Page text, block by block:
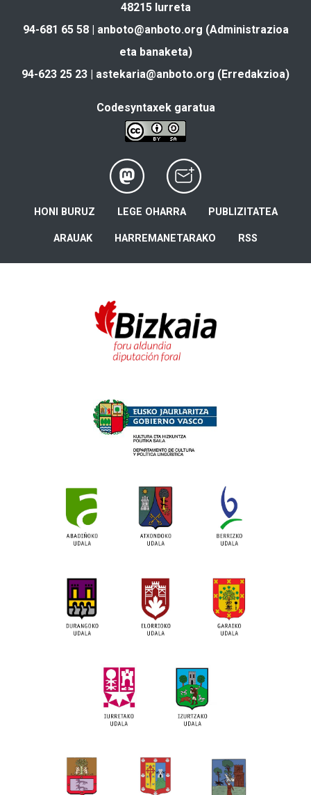
48215 Iurreta
94-681 65 58 | anboto@anboto.org (Administrazioa
eta banaketa)
94-623 25 23 | astekaria@anboto.org (Erredakzioa)
Codesyntaxek garatua
HONI BURUZ LEGE OHARRA PUBLIZITATEA
ARAUAK HARREMANETARAKO RSS